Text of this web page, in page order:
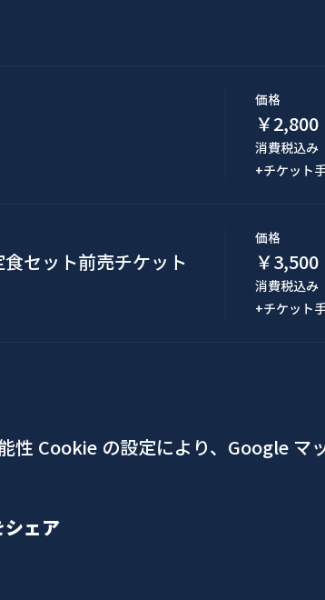
価格
￥2,800
消費税込み
+チケット
セット前売チケット
価格
￥3,500
消費税込み
+チケット
性 Cookie の設定により、Google マ
ェア